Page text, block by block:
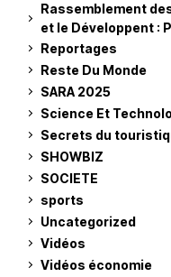
Rassemblement
et le Développent :
Reportages
Reste Du Monde
SARA 2025
Science Et
Secrets du
SHOWBIZ
SOCIETE
sports
Uncategorized
Vidéos
Vidéos économie